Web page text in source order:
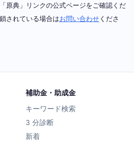
原典」リンクの公式ページをご確認くだ
されている場合はお問い合わせ くださ
補助金・助成金
キーワード検索
3 分診断
新着